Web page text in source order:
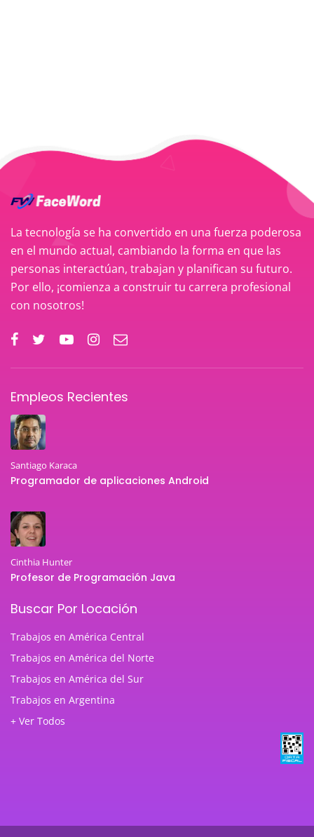
La tecnología se ha convertido en una fuerza poderosa
en el mundo actual, cambiando la forma en que las
personas interactúan, trabajan y planifican su futuro.
Por ello, ¡comienza a construir tu carrera profesional
con nosotros!
Empleos Recientes
Santiago Karaca
Programador de aplicaciones Android
Cinthia Hunter
Profesor de Programación Java
Buscar Por Locación
Trabajos en América Central
Trabajos en América del Norte
Trabajos en América del Sur
Trabajos en Argentina
+ Ver Todos